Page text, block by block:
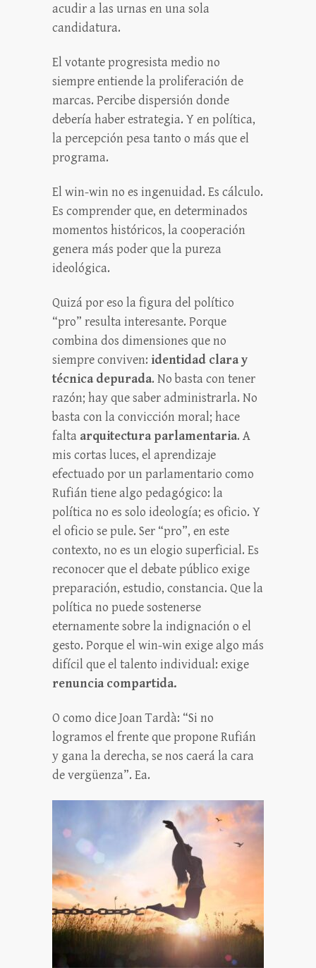
acudir a las urnas en una sola
candidatura.
El votante progresista medio no
siempre entiende la proliferación de
marcas. Percibe dispersión donde
debería haber estrategia. Y en política,
la percepción pesa tanto o más que el
programa.
El win-win no es ingenuidad. Es cálculo.
Es comprender que, en determinados
momentos históricos, la cooperación
genera más poder que la pureza
ideológica.
Quizá por eso la figura del político
“pro” resulta interesante. Porque
combina dos dimensiones que no
siempre conviven: identidad clara y
técnica depurada. No basta con tener
razón; hay que saber administrarla. No
basta con la convicción moral; hace
falta arquitectura parlamentaria. A
mis cortas luces, el aprendizaje
efectuado por un parlamentario como
Rufián tiene algo pedagógico: la
política no es solo ideología; es oficio. Y
el oficio se pule. Ser “pro”, en este
contexto, no es un elogio superficial. Es
reconocer que el debate público exige
preparación, estudio, constancia. Que la
política no puede sostenerse
eternamente sobre la indignación o el
gesto. Porque el win-win exige algo más
difícil que el talento individual: exige
renuncia compartida.
O como dice Joan Tardà: “Si no
logramos el frente que propone Rufián
y gana la derecha, se nos caerá la cara
de vergüenza”. Ea.